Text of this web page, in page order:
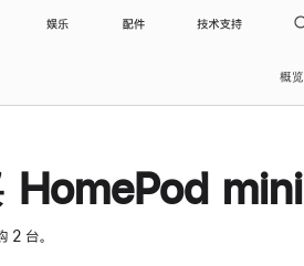
娱乐 配件 技术支持
概览
HomePod mini
2 台。